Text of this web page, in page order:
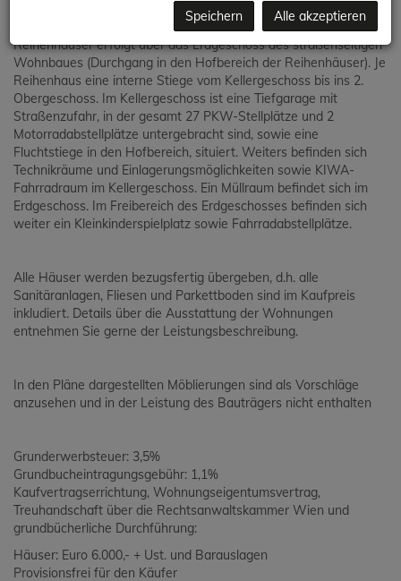
Die Erschließung der straßenseitigen Wohneinheiten erfolgt über
ein Stiegenhaus mit einem Lift. Die Erschließung der
Reihenhäuser erfolgt über das Erdgeschoss des straßenseitigen
Wohnbaues (Durchgang in den Hofbereich der Reihenhäuser). Je
Reihenhaus eine interne Stiege vom Kellergeschoss bis ins 2.
Obergeschoss. Im Kellergeschoss ist eine Tiefgarage mit
Straßenzufahr, in der gesamt 27 PKW-Stellplätze und 2
Motorradabstellplätze untergebracht sind, sowie eine
Fluchtstiege in den Hofbereich, situiert. Weiters befinden sich
Technikräume und Einlagerungsmöglichkeiten sowie KIWA-
Fahrradraum im Kellergeschoss. Ein Müllraum befindet sich im
Erdgeschoss. Im Freibereich des Erdgeschosses befinden sich
weiter ein Kleinkinderspielplatz sowie Fahrradabstellplätze.
Alle Häuser werden bezugsfertig übergeben, d.h. alle
Sanitäranlagen, Fliesen und Parkettboden sind im Kaufpreis
inkludiert. Details über die Ausstattung der Wohnungen
entnehmen Sie gerne der Leistungsbeschreibung.
In den Pläne dargestellten Möblierungen sind als Vorschläge
anzusehen und in der Leistung des Bauträgers nicht enthalten
Grunderwerbsteuer: 3,5%
Grundbucheintragungsgebühr: 1,1%
Kaufvertragserrichtung, Wohnungseigentumsvertrag,
Treuhandschaft über die Rechtsanwaltskammer Wien und
grundbücherliche Durchführung:
Häuser: Euro 6.000,- + Ust. und Barauslagen
Provisionsfrei für den Käufer
Speichern Alle akzeptieren